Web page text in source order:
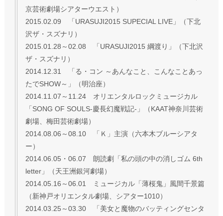
京芸術劇場シアターウエスト）
2015.02.09 「URASUJI2015 SUPECIAL LIVE」（下北
沢ザ・スズナリ）
2015.01.28～02.08 「URASUJI2015 綱渡り」（下北沢
ザ・スズナリ）
2014.12.31 「る・コン ～あんなこと、こんなことあっ
たでSHOW～」（明治座）
2014.11.07～11.24 オリエンタルロックミュージカル
「SONG OF SOULS-慶長幻魔戦記-」（KAAT神奈川芸術
劇場、梅田芸術劇場）
2014.08.06～08.10 「Ｋ」主演（六本木ブルーシアタ
ー）
2014.06.05・06.07 朗読劇「私の頭の中の消しゴム 6th
letter」（天王洲銀河劇場）
2014.05.16～06.01 ミュージカル「薄桜鬼」風間千景篇
（新神戸オリエンタル劇場、シアター1010）
2014.03.25～03.30 「美女と魔物のバッティングセンタ